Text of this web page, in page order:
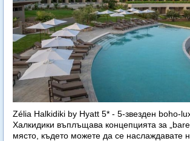
Zélia Halkidiki by Hyatt 5* - 5-звезден boho-
Халкидики въплъщава концепцията за
място, където можете да се наслаждавате